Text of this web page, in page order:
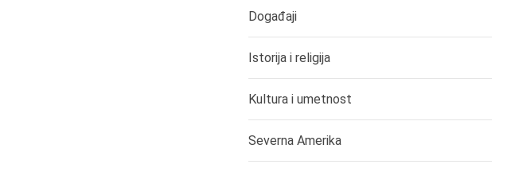
Događaji
Istorija i religija
Kultura i umetnost
Severna Amerika